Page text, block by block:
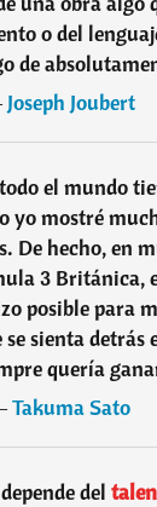
o del
de
Joseph Joubert
el mundo
yo mostré
De hecho, en
3 Británica,
posible para
sienta detrás
quería
Takuma Sato
del